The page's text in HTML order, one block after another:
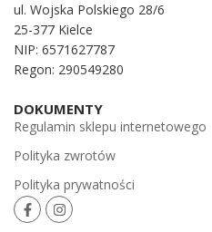
ul. Wojska Polskiego 28/6
25-377 Kielce
NIP: 6571627787
Regon: 290549280
DOKUMENTY
Regulamin sklepu internetowego
Polityka zwrotów
Polityka prywatności